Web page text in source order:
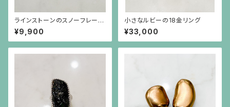
ラインストーンのスノーフレーク
のような金色ピアス（チタンポス
ト）
¥9,900
小さなルビーの18金リング
¥33,000